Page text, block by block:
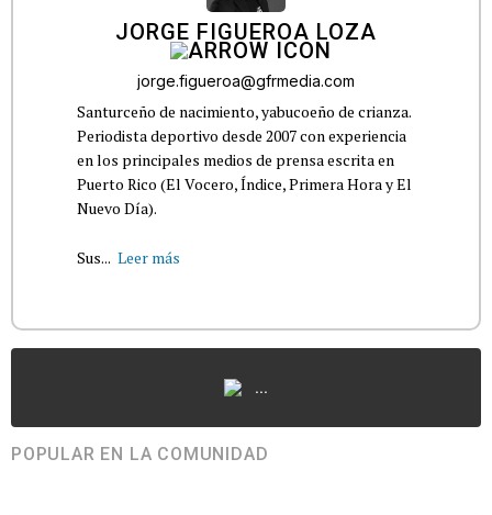
JORGE FIGUEROA LOZA
jorge.figueroa@gfrmedia.com
Santurceño de nacimiento, yabucoeño de crianza.
Periodista deportivo desde 2007 con experiencia
en los principales medios de prensa escrita en
Puerto Rico (El Vocero, Índice, Primera Hora y El
Nuevo Día).
Sus... Leer más
...
POPULAR EN LA COMUNIDAD